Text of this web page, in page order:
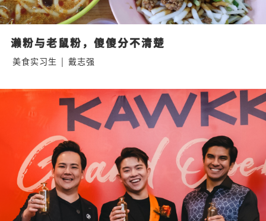
濑粉与老鼠粉，傻傻分不清楚
美食实习生 | 戴志强